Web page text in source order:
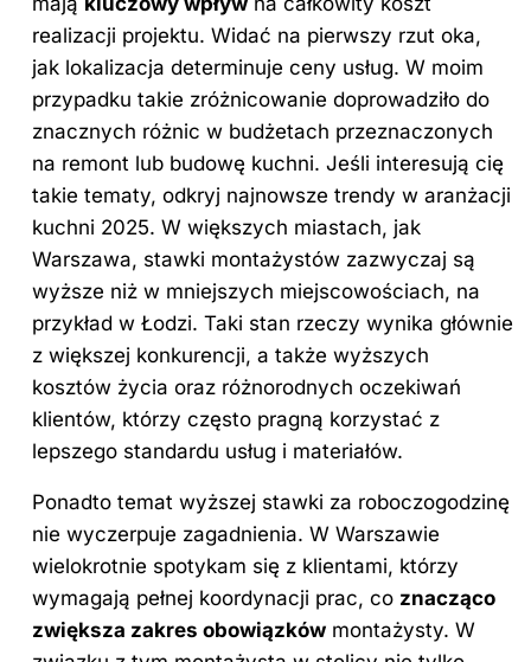
realizacji projektu. Widać na pierwszy rzut oka,
jak lokalizacja determinuje ceny usług. W moim
przypadku takie zróżnicowanie doprowadziło do
znacznych różnic w budżetach przeznaczonych
na remont lub budowę kuchni. Jeśli interesują cię
takie tematy, odkryj najnowsze trendy w aranżacji
kuchni 2025. W większych miastach, jak
Warszawa, stawki montażystów zazwyczaj są
wyższe niż w mniejszych miejscowościach, na
przykład w Łodzi. Taki stan rzeczy wynika głównie
z większej konkurencji, a także wyższych
kosztów życia oraz różnorodnych oczekiwań
klientów, którzy często pragną korzystać z
lepszego standardu usług i materiałów.
Ponadto temat wyższej stawki za roboczogodzinę
nie wyczerpuje zagadnienia. W Warszawie
wielokrotnie spotykam się z klientami, którzy
wymagają pełnej koordynacji prac, co znacząco
zwiększa zakres obowiązków montażysty. W